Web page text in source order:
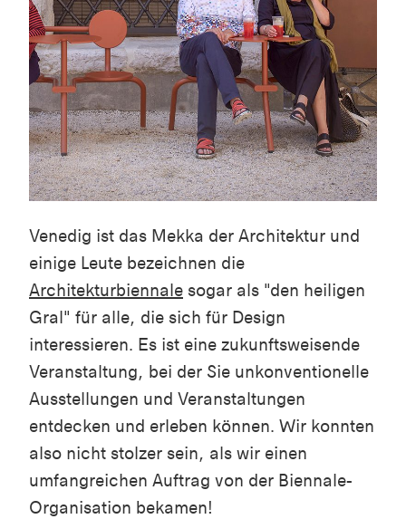
Venedig ist das Mekka der Architektur und
einige Leute bezeichnen die
Architekturbiennale sogar als "den heiligen
Gral" für alle, die sich für Design
interessieren. Es ist eine zukunftsweisende
Veranstaltung, bei der Sie unkonventionelle
Ausstellungen und Veranstaltungen
entdecken und erleben können. Wir konnten
also nicht stolzer sein, als wir einen
umfangreichen Auftrag von der Biennale-
Organisation bekamen!